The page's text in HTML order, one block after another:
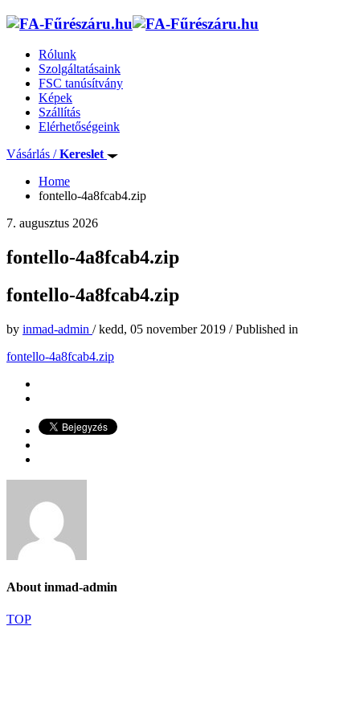
Rólunk
Szolgáltatásaink
FSC tanúsítvány
Képek
Szállítás
Elérhetőségeink
Vásárlás /Kereslet
Home
fontello-4a8fcab4.zip
7. augusztus 2026
fontello-4a8fcab4.zip
fontello-4a8fcab4.zip
by inmad-admin /kedd, 05 november 2019 /Published in
fontello-4a8fcab4.zip
Aboutinmad-admin
TOP